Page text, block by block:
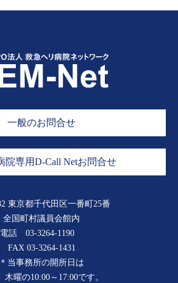
一般のお問合せ
院専用D-Call Netお問合せ
東京都千代田区一番町25番
全国町村議員会館内
電話 03-3264-1190
FAX 03-3264-1431
＊当事務所の開所日は
木曜の10:00～17:00です。